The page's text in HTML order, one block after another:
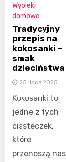
Wypieki
domowe
Tradycyjny
przepis na
kokosanki –
smak
dzieciństwa
25 lipca 2025
Kokosanki to
jedne z tych
ciasteczek,
które
przenoszą nas